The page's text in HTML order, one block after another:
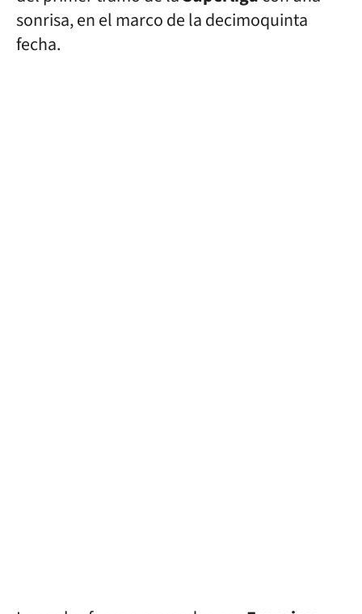
sonrisa, en el marco de la decimoquinta
fecha.